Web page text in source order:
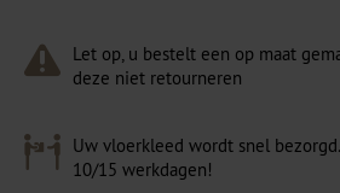
Let op, u bestelt een op maat
deze niet retourneren
Uw vloerkleed wordt snel
10/15 werkdagen!